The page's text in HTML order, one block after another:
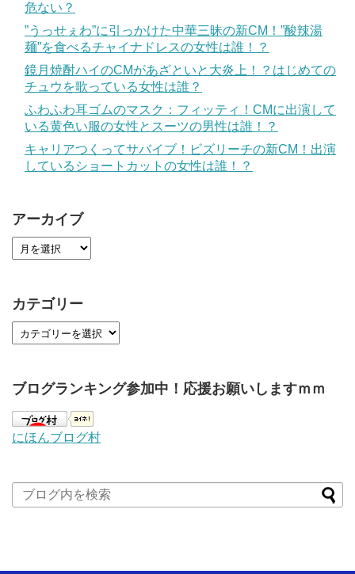
危ない？
”うっせぇわ”に引っかけた中華三昧の新CM！”酸辣湯
麺”を食べるチャイナドレスの女性は誰！？
鏡月焼酎ハイのCMがあざといと大炎上！？はじめての
チュウを歌っている女性は誰？
ふわふわ耳ゴムのマスク：フィッティ！CMに出演して
いる黄色い服の女性とスーツの男性は誰！？
キャリアつくってサバイブ！ビズリーチの新CM！出演
しているショートカットの女性は誰！？
アーカイブ
カテゴリー
ブログランキング参加中！応援お願いしますｍｍ
にほんブログ村